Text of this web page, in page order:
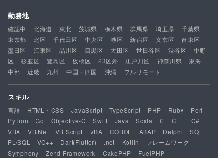
勤務地
確認中 北海道 東北 茨城県 栃木県 群馬県 埼玉県
千葉県
東京都
北区 千代田区 中央区 港区 新宿区 文京区
台東区
墨田区
江東区 品川区 目黒区 大田区 世田谷区 渋谷区
中野
区
杉並区 豊島区 板橋区 23区外 江戸川区 神奈川県
東海
中部
近畿 九州 中国・四国 沖縄 フルリモート
スキル
言語 HTML・CSS JavaScript TypeScript PHP Ruby
Perl
Python
Go Objective-C Swift Java Scala C C++
C#
VBA
VB.Net VB Script VBA COBOL ABAP Delphi
SQL
PL/SQL
VC++ Dart(Flutter) .net Kotlin
フレームワーク
Symphony
Zend Framework CakePHP
FuelPHP